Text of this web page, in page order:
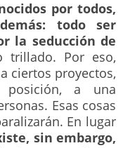
por todos,
todo ser
la seducción de
trillado. Por eso,
ciertos proyectos,
posición, a una
Esas cosas
En lugar
sin embargo,